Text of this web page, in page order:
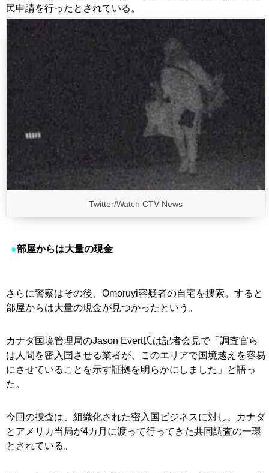
民申請を行ったとされている。
Twitter/Watch CTV News
●部屋からは大量の現金
さらに警察はその後、Omoruyi容疑者の自宅を捜索。すると
部屋からは大量の現金が見つかったという。
カナダ国境管理局のJason Evert氏は記者会見で「調査官ら
は人間を密入国させる業者が、このエリアで国境越えを容易
にさせていることを示す証拠を明らかにしました」と語っ
た。
今回の捜査は、組織化された密入国ビジネスに対し、カナダ
とアメリカ当局が4カ月に渡って行ってきた共同調査の一環
とされている。